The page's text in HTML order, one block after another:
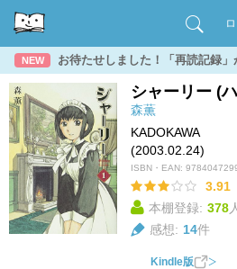
NEW お待たせしました！「再読記録」
シャーリー (
森薫
KADOKAWA
(2003.02.24)
ISBN・EAN:
3.91
本棚登録: 378人
感想: 14件
Kindle版